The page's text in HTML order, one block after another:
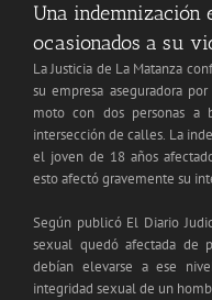
Una indemnización
ocasionados a su
La Justicia de La Matanza
su empresa aseguradora
moto con dos personas a
intersección de calles. La
el joven de 18 años
esto afectó gravemente su
Según publicó El Diario
sexual quedó afectada de
debían elevarse a ese
integridad sexual de un